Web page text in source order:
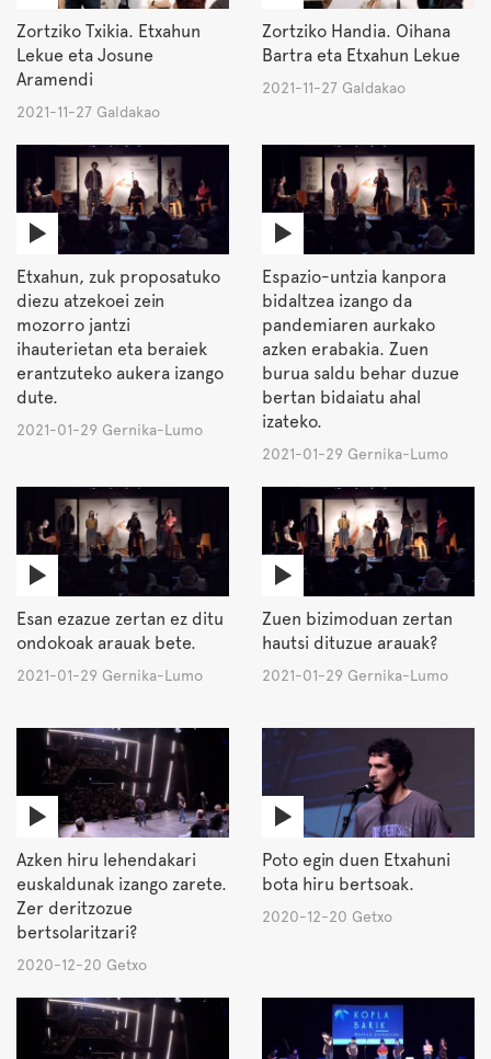
Zortziko Txikia. Etxahun
Lekue eta Josune
Aramendi
2021-11-27 Galdakao
Zortziko Handia. Oihana
Bartra eta Etxahun Lekue
2021-11-27 Galdakao
Etxahun, zuk proposatuko
diezu atzekoei zein
mozorro jantzi
ihauterietan eta beraiek
erantzuteko aukera izango
dute.
2021-01-29 Gernika-Lumo
Espazio-untzia kanpora
bidaltzea izango da
pandemiaren aurkako
azken erabakia. Zuen
burua saldu behar duzue
bertan bidaiatu ahal
izateko.
2021-01-29 Gernika-Lumo
Esan ezazue zertan ez ditu
ondokoak arauak bete.
2021-01-29 Gernika-Lumo
Zuen bizimoduan zertan
hautsi dituzue arauak?
2021-01-29 Gernika-Lumo
Azken hiru lehendakari
euskaldunak izango zarete.
Zer deritzozue
bertsolaritzari?
2020-12-20 Getxo
Poto egin duen Etxahuni
bota hiru bertsoak.
2020-12-20 Getxo